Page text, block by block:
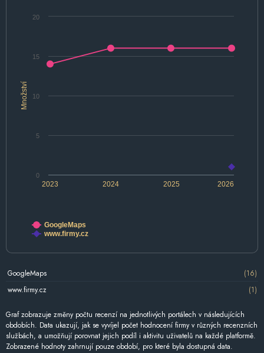
Množství
2024 2026
2023 2025
0
5
10
15
20
GoogleMaps
www.firmy.cz
GoogleMaps
(16)
www.firmy.cz
(1)
Graf zobrazuje změny počtu recenzí na jednotlivých portálech v následujících
obdobích. Data ukazují, jak se vyvíjel počet hodnocení firmy v různých recenzních
službách, a umožňují porovnat jejich podíl i aktivitu uživatelů na každé platformě.
Zobrazené hodnoty zahrnují pouze období, pro které byla dostupná data.